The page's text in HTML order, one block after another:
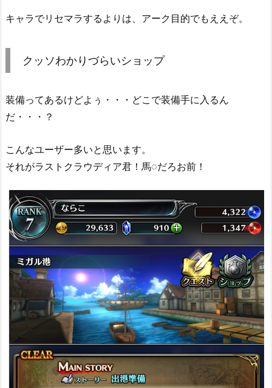
キャラでリセマラするよりは、アーク目的でもええぞ。
クッソわかりづらいショップ
装備ってあるけどよぅ・・・どこで装備手に入るん
だ・・・？
こんなユーザー多いと思います。
それがラストクラウディア君！馬◌だろお前！